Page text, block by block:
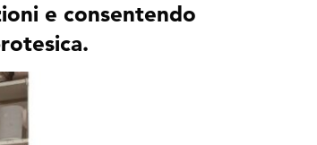
e consentendo